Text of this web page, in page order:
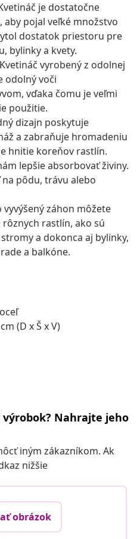
je dostatočne
aby pojal veľké množstvo
dostatok priestoru pre
bylinky a kvety.
vyrobený z odolnej
odolný voči
vďaka čomu je veľmi
použitie.
dizajn poskytuje
a zabraňuje hromadeniu
hnitie koreňov rastlín.
lepšie absorbovať živiny.
pôdu, trávu alebo
vyvýšený záhon môžete
rastlín, ako sú
a dokonca aj bylinky,
a balkóne.
(D x Š x V)
výrobok? Nahrajte jeho
iným zákazníkom. Ak
nižšie
obrázok